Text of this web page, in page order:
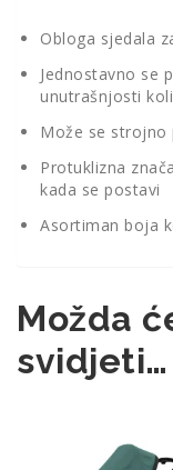
Obloga sjedala
Jednostavno se
unutrašnjosti
Može se strojno
Protuklizna
kada se postavi
Asortiman boja
Možda
svidjeti…